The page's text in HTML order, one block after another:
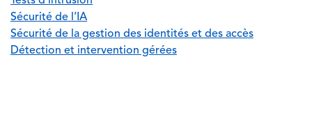
Sécurité de l’IA
Sécurité de la gestion des identités et des accès
Détection et intervention gérées